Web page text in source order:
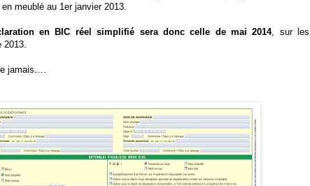
meublé au 1er janvier 2013.
en BIC réel simplifié sera donc celle de mai 2014, sur les
2013.
jamais….